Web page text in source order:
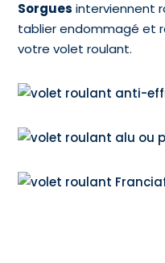
Sorgues interviennent
tablier endommagé et
votre volet roulant.